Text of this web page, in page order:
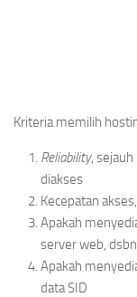
Kriteria memilih
Reliability,
diakses
Kecepatan
Apakah
server web,
Apakah
data SID